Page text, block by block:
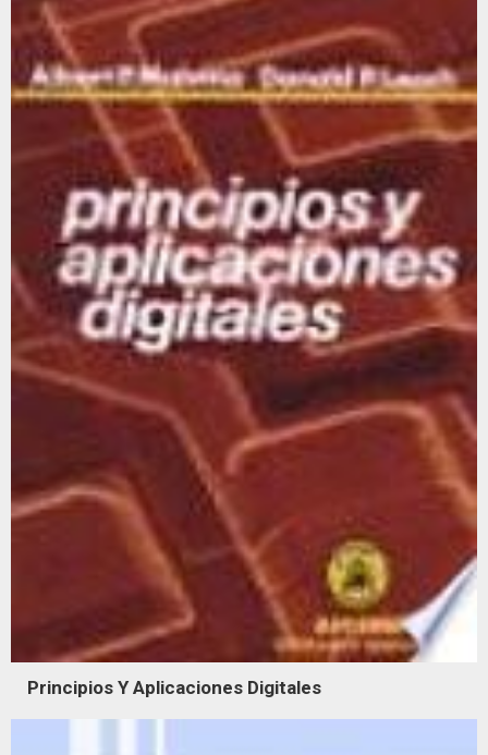
Principios Y Aplicaciones Digitales